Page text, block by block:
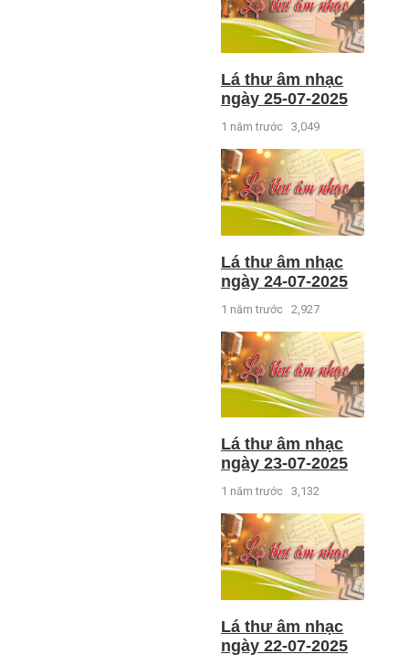
Lá thư âm nhạc
ngày 25-07-2025
1 năm trước 3,049
Lá thư âm nhạc
ngày 24-07-2025
1 năm trước 2,927
Lá thư âm nhạc
ngày 23-07-2025
1 năm trước 3,132
Lá thư âm nhạc
ngày 22-07-2025